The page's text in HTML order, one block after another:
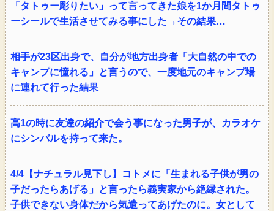
「タトゥー彫りたい」って言ってきた娘を1か月間タトゥ
ーシールで生活させてみる事にした→その結果…
相手が23区出身で、自分が地方出身者「大自然の中での
キャンプに憧れる」と言うので、一度地元のキャンプ場
に連れて行った結果
高1の時に友達の紹介で会う事になった男子が、カラオケ
にシンバルを持って来た。
4/4【ナチュラル見下し】コトメに「生まれる子供が男の
子だったらあげる」と言ったら義実家から絶縁された。
子供できない身体だから気遣ってあげたのに。女として